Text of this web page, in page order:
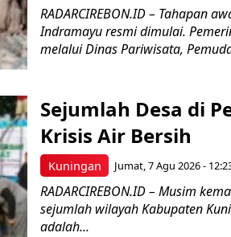
RADARCIREBON.ID – Tahapan
Indramayu resmi dimulai.
melalui Dinas Pariwisata,
Kuningan
Sejumlah Desa di
Krisis Air Bersih
Jumat, 7 Agu 2026 -
RADARCIREBON.ID – Musim
sejumlah wilayah Kabupaten
adalah...